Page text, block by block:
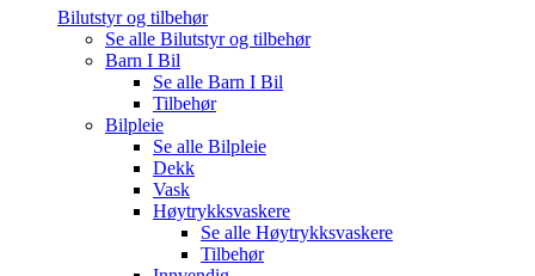
Bilutstyr og tilbehør
Se alle Bilutstyr og tilbehør
Barn I Bil
Se alle Barn I Bil
Tilbehør
Bilpleie
Se alle Bilpleie
Dekk
Vask
Høytrykksvaskere
Se alle Høytrykksvaskere
Tilbehør